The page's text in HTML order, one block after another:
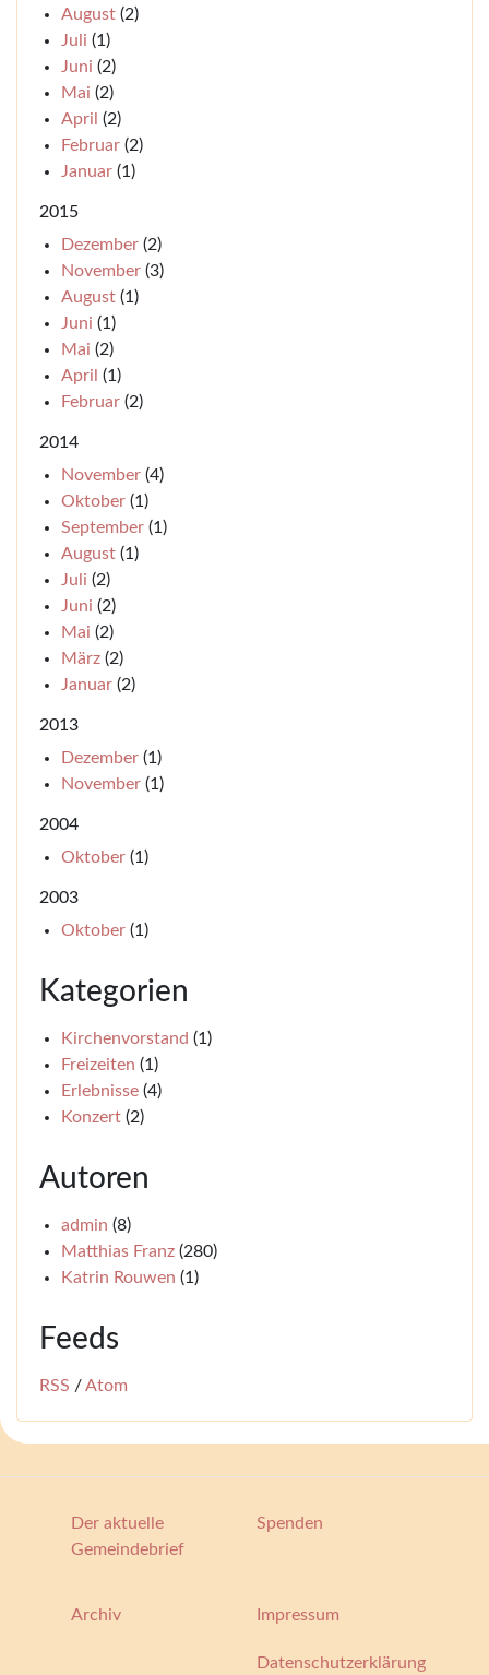
August (2)
Juli (1)
Juni (2)
Mai (2)
April (2)
Februar (2)
Januar (1)
2015
Dezember (2)
November (3)
August (1)
Juni (1)
Mai (2)
April (1)
Februar (2)
2014
November (4)
Oktober (1)
September (1)
August (1)
Juli (2)
Juni (2)
Mai (2)
März (2)
Januar (2)
2013
Dezember (1)
November (1)
2004
Oktober (1)
2003
Oktober (1)
Kategorien
Kirchenvorstand (1)
Freizeiten (1)
Erlebnisse (4)
Konzert (2)
Autoren
admin (8)
Matthias Franz (280)
Katrin Rouwen (1)
Feeds
RSS /Atom
Der aktuelle
Gemeindebrief
Spenden
Archiv Impressum
Datenschutzerklärung